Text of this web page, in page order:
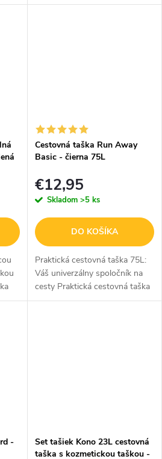
Hľadáte tašku, ktorá bude
Cestovná taška Run Away
Basic - čierna 75L
€12,95
Skladom >5 ks
DO KOŠÍKA
Praktická cestovná taška 75L:
Váš univerzálny spoločník na
cesty Praktická cestovná taška
v elegantnom čiernom
-
Set tašiek Kono 23L cestovná
taška s kozmetickou taškou -